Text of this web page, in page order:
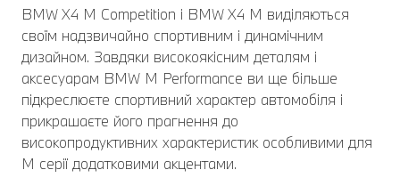
BMW X4 M Competition і BMW X4 M виділяються
своїм надзвичайно спортивним і динамічним
дизайном. Завдяки високоякісним деталям і
аксесуарам BMW M Performance ви ще більше
підкреслюєте спортивний характер автомобіля і
прикрашаєте його прагнення до
високопродуктивних характеристик особливими для
М серії додатковими акцентами.